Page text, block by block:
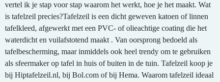
vertel ik je stap voor stap waarom het werkt, hoe je het maakt. Wat
is tafelzeil precies?Tafelzeil is een dicht geweven katoen of linnen
tafelkleed, afgewerkt met een PVC- of olieachtige coating die het
waterdicht en vuilafstotend maakt . Van oorsprong bedoeld als
tafelbescherming, maar inmiddels ook heel trendy om te gebruiken
als sfeermaker op tafel in huis of buiten in de tuin. Tafelzeil koop je
bij Hiptafelzeil.nl, bij Bol.com of bij Hema. Waarom tafelzeil ideaal